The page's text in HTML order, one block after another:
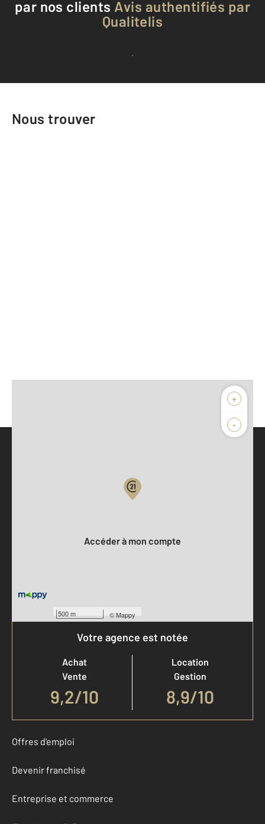
par nos clients Avis authentifiés par
Qualitelis
Voir tous les avis clients
Nous trouver
+
-
500 m ©Mappy
Accéder à mon compte
Votre agence est notée
Achat
Vente
9,2/10
Location
Gestion
8,9/10
Offres d'emploi
Devenir franchisé
Entreprise et commerce